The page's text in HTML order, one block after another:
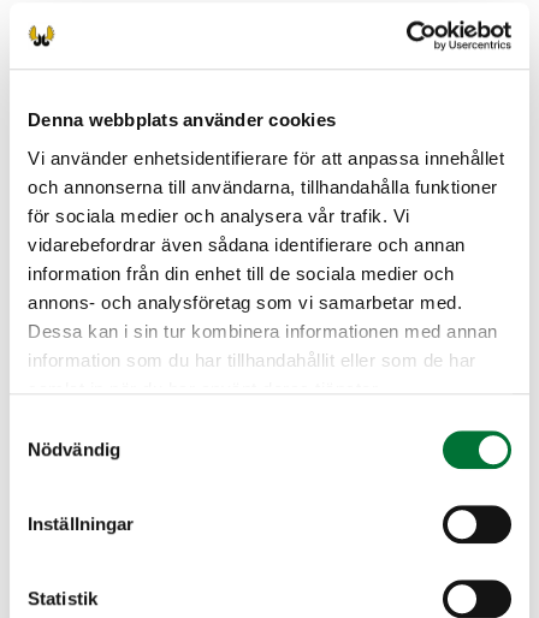
Denna webbplats använder cookies
Vi använder enhetsidentifierare för att anpassa innehållet
och annonserna till användarna, tillhandahålla funktioner
för sociala medier och analysera vår trafik. Vi
vidarebefordrar även sådana identifierare och annan
information från din enhet till de sociala medier och
annons- och analysföretag som vi samarbetar med.
Dessa kan i sin tur kombinera informationen med annan
information som du har tillhandahållit eller som de har
Nödvändig
Inställningar
Statistik
den 15 juni och den 15 oktober i landskapen Österbotten,
Finland, Norra Savolax, Södra Savolax och Norra
den 15 juni och den 31 oktober i andra områden än de
som nämns i 1–3 punkten.
Under de ovan nämnda tidsintervallen behövs inte
viltcentralens dispens.
Licenser och dispenser söks i första hand i
Oma riista-tjänstens webbplats.
Om det inte är möjligt att ansöka om dispens i Oma riista-
Ansökningsblankett för dispens 41 d § (pdf)